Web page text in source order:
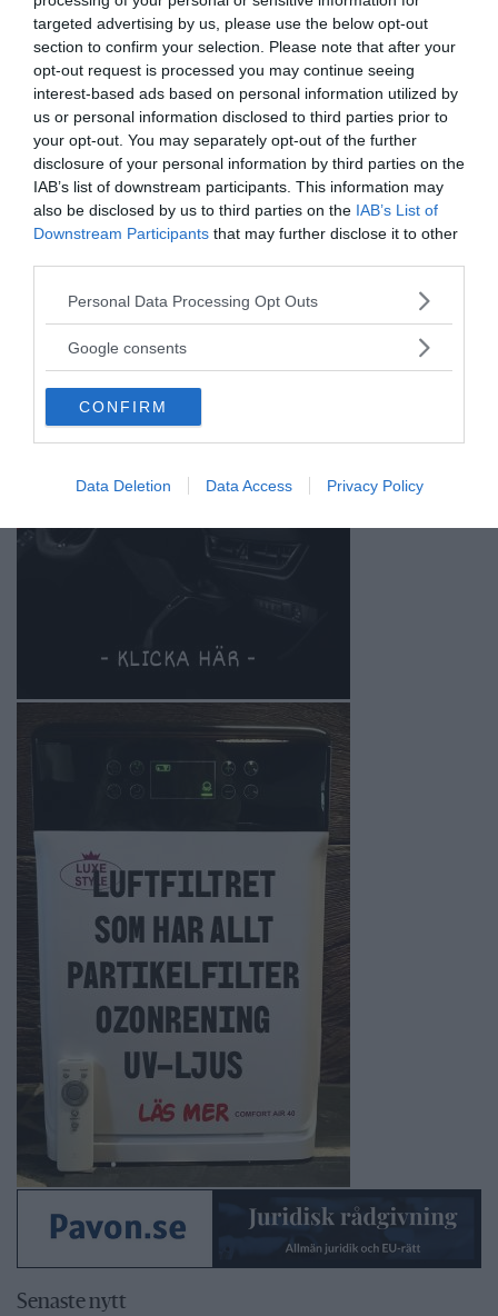
targeted advertising by us, please use the below opt-out
section to confirm your selection. Please note that after your
opt-out request is processed you may continue seeing
interest-based ads based on personal information utilized by
us or personal information disclosed to third parties prior to
your opt-out. You may separately opt-out of the further
disclosure of your personal information by third parties on the
IAB’s list of downstream participants. This information may
also be disclosed by us to third parties on the IAB’s List of
Downstream Participants that may further disclose it to other
Please note that this website/app uses one or more Google
not limited to your visit or usage behaviour. You may click to
use your data for below specified purposes in below Google
consent section.
Personal Data Processing Opt Outs
Google consents
CONFIRM
Data Deletion Data Access Privacy Policy
ANNONSER
Senaste nytt